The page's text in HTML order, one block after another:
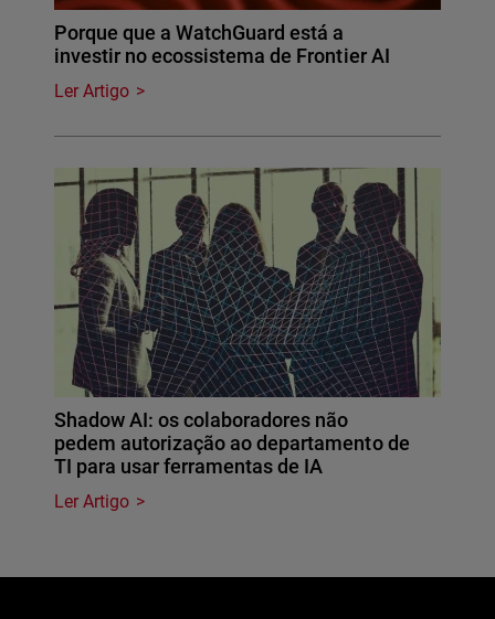
Porque que a WatchGuard está a
investir no ecossistema de Frontier AI
Ler Artigo
Shadow AI: os colaboradores não
pedem autorização ao departamento de
TI para usar ferramentas de IA
Ler Artigo